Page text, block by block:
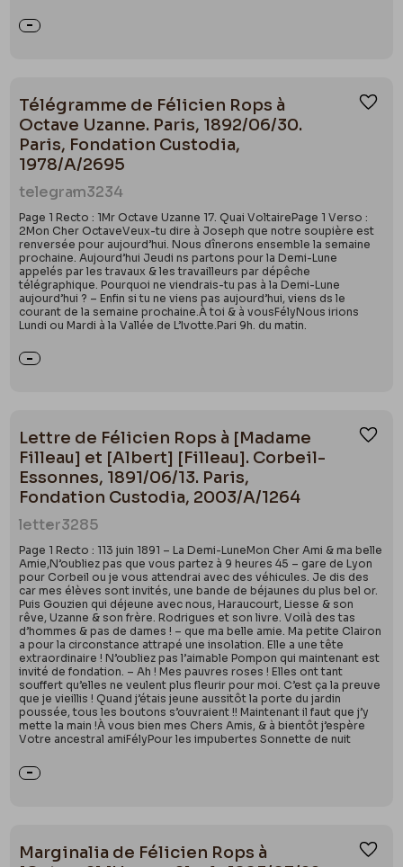
Télégramme de Félicien Rops à
Octave Uzanne. Paris, 1892/06/30.
Paris, Fondation Custodia,
1978/A/2695
telegram3234
Page 1 Recto : 1Mr Octave Uzanne 17. Quai VoltairePage 1 Verso :
2Mon Cher OctaveVeux-tu dire à Joseph que notre soupière est
renversée pour aujourd’hui. Nous dînerons ensemble la semaine
prochaine. Aujourd’hui Jeudi ns partons pour la Demi-Lune
appelés par les travaux & les travailleurs par dépêche
télégraphique. Pourquoi ne viendrais-tu pas à la Demi-Lune
aujourd’hui ? – Enfin si tu ne viens pas aujourd’hui, viens ds le
courant de la semaine prochaine.À toi & à vousFélyNous irions
Lundi ou Mardi à la Vallée de L’Ivotte.Pari 9h. du matin.
Lettre de Félicien Rops à [Madame
Filleau] et [Albert] [Filleau]. Corbeil-
Essonnes, 1891/06/13. Paris,
Fondation Custodia, 2003/A/1264
letter3285
Page 1 Recto : 113 juin 1891 – La Demi-LuneMon Cher Ami & ma belle
Amie,N’oubliez pas que vous partez à 9 heures 45 – gare de Lyon
pour Corbeil ou je vous attendrai avec des véhicules. Je dis des
car mes élèves sont invités, une bande de béjaunes du plus bel or.
Puis Gouzien qui déjeune avec nous, Haraucourt, Liesse & son
rêve, Uzanne & son frère. Rodrigues et son livre. Voilà des tas
d’hommes & pas de dames ! – que ma belle amie. Ma petite Clairon
a pour la circonstance attrapé une insolation. Elle a une tête
extraordinaire ! N’oubliez pas l’aimable Pompon qui maintenant est
invité de fondation. – Ah ! Mes pauvres roses ! Elles ont tant
souffert qu’elles ne veulent plus fleurir pour moi. C’est ça la preuve
que je vieillis ! Quand j’étais jeune aussitôt la porte du jardin
poussée, tous les boutons s’ouvraient !! Maintenant il faut que j’y
mette la main !À vous bien mes Chers Amis, & à bientôt j’espère
Votre ancestral amiFélyPour les impubertes Sonnette de nuit
Marginalia de Félicien Rops à